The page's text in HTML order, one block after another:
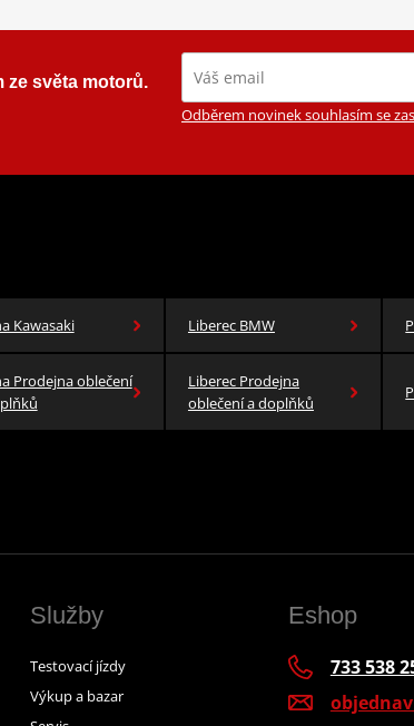
ze světa motorů.
Odběrem novinek souhlasím se
Kawasaki Liberec BMW
Prodejna oblečení
Liberec Prodejna
oblečení a doplňků
Služby
Testovací jízdy
Výkup a bazar
Eshop
733 538